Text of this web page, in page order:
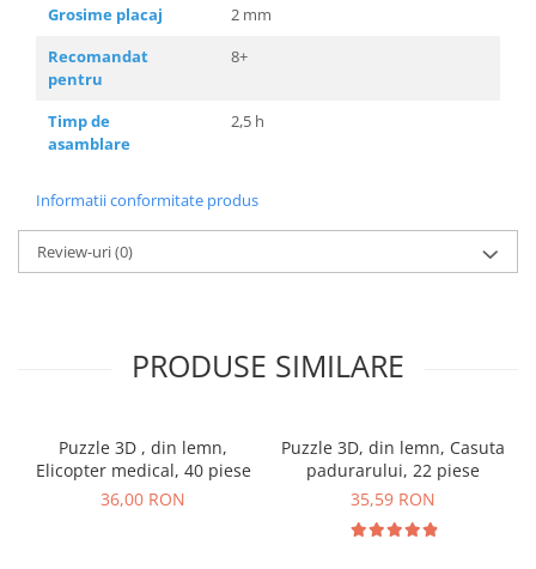
Grosime placaj
2 mm
Recomandat
pentru
8+
Timp de
asamblare
2,5 h
Informatii conformitate produs
Review-uri(0)
PRODUSE SIMILARE
Puzzle 3D , din lemn,
Elicopter medical, 40 piese
36,00 RON
Puzzle 3D, din lemn, Casuta
padurarului, 22 piese
35,59 RON